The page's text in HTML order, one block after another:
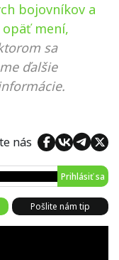
bojovníkov a
mení,
sa
ďalšie
nás
Prihlásiť sa
Pošlite nám tip